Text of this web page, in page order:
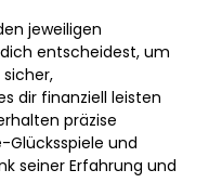
jeweiligen
entscheidest, um
dir finanziell leisten
präzise
und
seiner Erfahrung und